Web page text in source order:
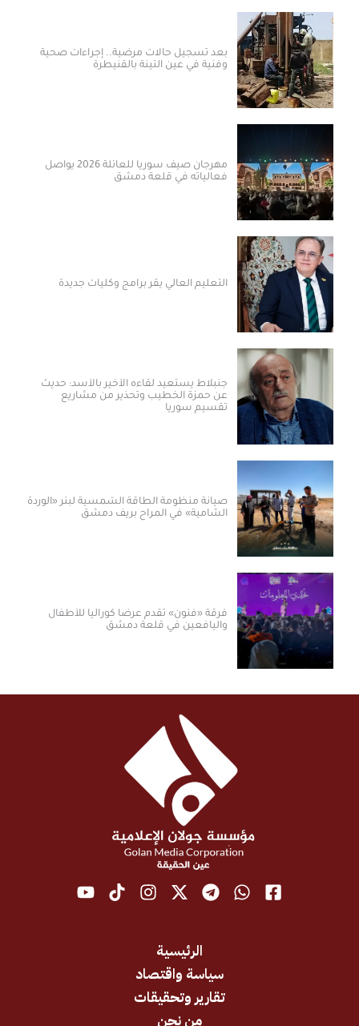
بعد تسجيل حالات مرضية.. إجراءات صحية
وفنية في عين التينة بالقنيطرة
مهرجان صيف سوريا للعائلة 2026 يواصل
فعالياته في قلعة دمشق
التعليم العالي يقر برامج وكليات جديدة
جنبلاط يستعيد لقاءه الأخير بالأسد: حديث
عن حمزة الخطيب وتحذير من مشاريع
تقسيم سوريا
صيانة منظومة الطاقة الشمسية لبئر «الوردة
الشامية» في المراح بريف دمشق
فرقة «فنون» تقدم عرضاً كورالياً للأطفال
واليافعين في قلعة دمشق
سياسة واقتصاد
تقارير وتحقيقات